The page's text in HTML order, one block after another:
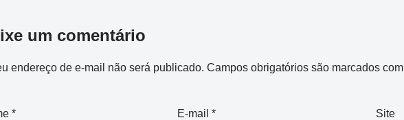
um comentário
endereço de e-mail não será publicado. Campos obrigatórios são marcados com
* E-mail* Site